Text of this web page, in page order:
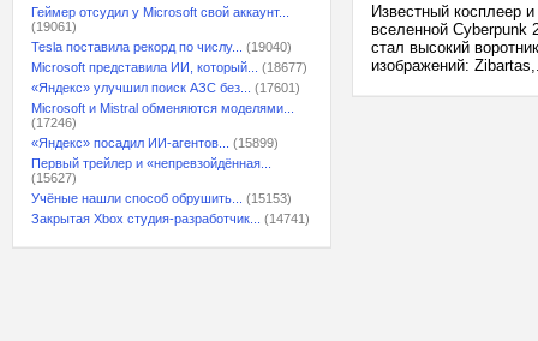
Геймер отсудил у Microsoft свой аккаунт...
(19061)
Tesla поставила рекорд по числу...
(19040)
Microsoft представила ИИ, который...
(18677)
«Яндекс» улучшил поиск АЗС без...
(17601)
Microsoft и Mistral обменяются моделями...
(17246)
«Яндекс» посадил ИИ-агентов...
(15899)
Первый трейлер и «непревзойдённая...
(15627)
Учёные нашли способ обрушить...
(15153)
Закрытая Xbox студия-разработчик...
(14741)
Известный косплеер
вселенной Cyberpunk
стал высокий
изображений: